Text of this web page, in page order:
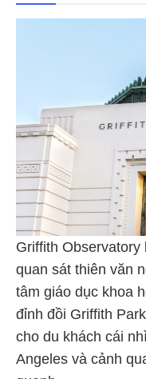
Griffith
quan sát thiên văn
tâm giáo dục khoa
đỉnh đồi Griffith
cho du khách cái
Angeles và cảnh